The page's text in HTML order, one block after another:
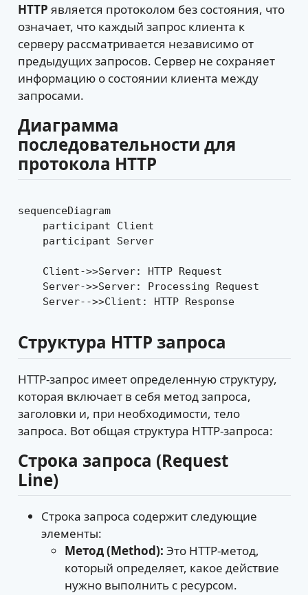
HTTP является протоколом без состояния, что
означает, что каждый запрос клиента к
серверу рассматривается независимо от
предыдущих запросов. Сервер не сохраняет
информацию о состоянии клиента между
запросами.
Диаграмма
последовательности для
протокола HTTP
sequenceDiagram
    participant Client
    participant Server
    Client->>Server: HTTP Request
    Server->>Server: Processing Request
    Server-->>Client: HTTP Response
Структура HTTP запроса
HTTP-запрос имеет определенную структуру,
которая включает в себя метод запроса,
заголовки и, при необходимости, тело
запроса. Вот общая структура HTTP-запроса:
Строка запроса (Request
Line)
Строка запроса содержит следующие
элементы:
Метод (Method): Это HTTP-метод,
который определяет, какое действие
нужно выполнить с ресурсом.